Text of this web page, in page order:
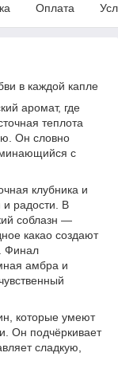
Оплата
в каждой капле
аромат, где
теплотa
Он словно
с
клубника и
и радости. В
соблазн —
какао создают
Финал
амбра и
которые умеют
Он подчёркивает
сладкую,